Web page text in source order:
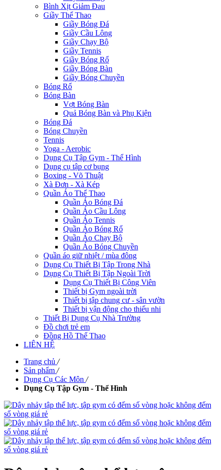
Bình Xịt Giảm Đau
Giầy Thể Thao
Giầy Bóng Đá
Giầy Cầu Lông
Giầy Chạy Bộ
Giầy Tennis
Giầy Bóng Rổ
Giầy Bóng Bàn
Giầy Bóng Chuyền
Bóng Rổ
Bóng Bàn
Vợt Bóng Bàn
Quả Bóng Bàn và Phụ Kiện
Bóng Đá
Bóng Chuyền
Tennis
Yoga - Aerobic
Dụng Cụ Tập Gym - Thể Hình
Dụng cụ tập cơ bụng
Boxing - Võ Thuật
Xà Đơn - Xà Kép
Quần Áo Thể Thao
Quần Áo Bóng Đá
Quần Áo Cầu Lông
Quần Áo Tennis
Quần Áo Bóng Rổ
Quần Áo Chạy Bộ
Quần Áo Bóng Chuyền
Quần áo giữ nhiệt / mùa đông
Dụng Cụ Thiết Bị Tập Trong Nhà
Dụng Cụ Thiết Bị Tập Ngoài Trời
Dụng Cụ Thiết Bị Công Viên
Thiết bị Gym ngoài trời
Thiết bị tập chung cư - sân vườn
Thiết bị vận động cho thiếu nhi
Thiết Bị Dụng Cụ Nhà Trường
Đồ chơi trẻ em
Đồng Hồ Thể Thao
LIÊN HỆ
Trang chủ /
Sản phẩm /
Dụng Cụ Các Môn /
Dụng Cụ Tập Gym - Thể Hình